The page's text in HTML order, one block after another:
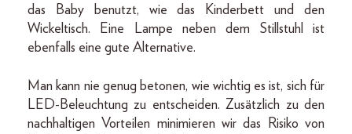
das Baby benutzt, wie das Kinderbett und den
Wickeltisch. Eine Lampe neben dem Stillstuhl ist
ebenfalls eine gute Alternative.
Man kann nie genug betonen, wie wichtig es ist, sich für
LED-Beleuchtung zu entscheiden. Zusätzlich zu den
nachhaltigen Vorteilen minimieren wir das Risiko von